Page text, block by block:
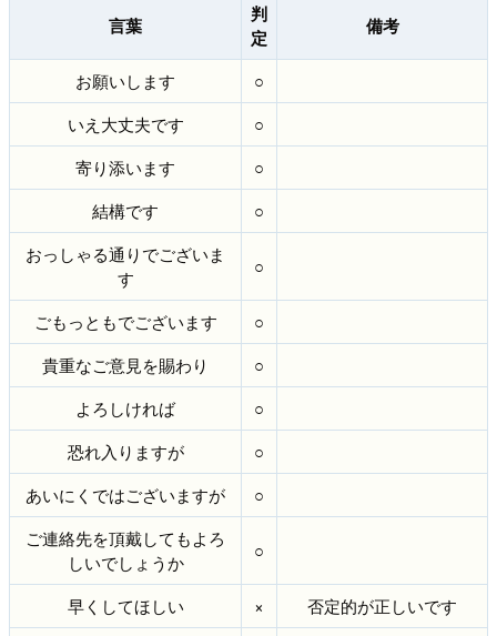
言葉
判
定
備考
お願いします
○
いえ大丈夫です
○
寄り添います
○
結構です
○
おっしゃる通りでございま
す
○
ごもっともでございます
○
貴重なご意見を賜わり
○
よろしければ
○
恐れ入りますが
○
あいにくではございますが
○
ご連絡先を頂戴してもよろ
しいでしょうか
○
早くしてほしい ×
否定的が正しいです